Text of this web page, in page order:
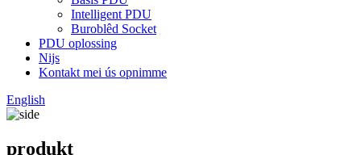
Intelligent PDU
Buroblêd Socket
PDU oplossing
Nijs
Kontakt mei ús opnimme
English
produkt